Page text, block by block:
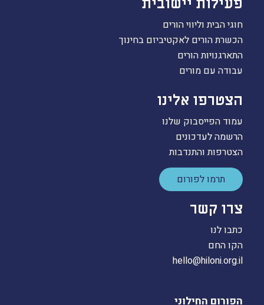
חוגי הבית וליווי הורים
הכשרת הורים לאקטיביזם בחינוך
התארגנויות הורים
עבודה עם מורים
הצטרפו אלינו
עמוד הפייסבוק שלנו
הרשמה לעדכונים
הצטרפות והתנדבות
תרמו לפורום
צרו קשר
כתבו לנו
הקו החם
hello@hiloni.org.il
הפורום החילוני